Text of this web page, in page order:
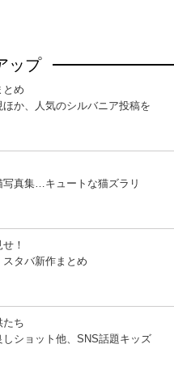
ップ
とめ
ほか、人気のシルバニア投稿を
写真集…キュートな猫ズラリ
！
タバ新作まとめ
たち
ショット他、SNS話題キッズ